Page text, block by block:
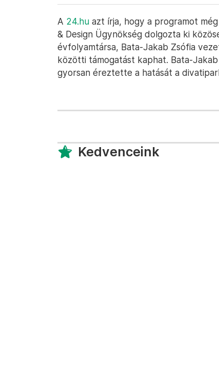
A 24.hu azt írja, hogy a programot
& Design Ügynökség dolgozta ki
évfolyamtársa, Bata-Jakab Zsófia
közötti támogatást kaphat. Bata-
gyorsan éreztette a hatását a
Kedvenceink